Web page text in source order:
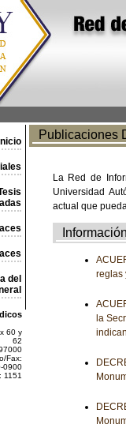
Inicio
del
60 y
62
Fax:
0900
1151
Publicaciones
La Red de
Universidad
actual que
Información
reglas
la